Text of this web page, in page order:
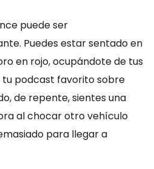
puede ser
Puedes estar sentado en
en rojo, ocupándote de tus
tu podcast favorito sobre
de repente, sientes una
al chocar otro vehículo
para llegar a